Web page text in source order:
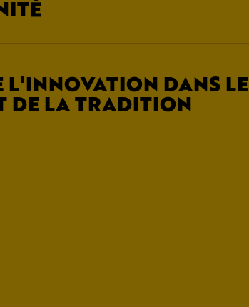
L'INNOVATION DANS LE
DE LA TRADITION